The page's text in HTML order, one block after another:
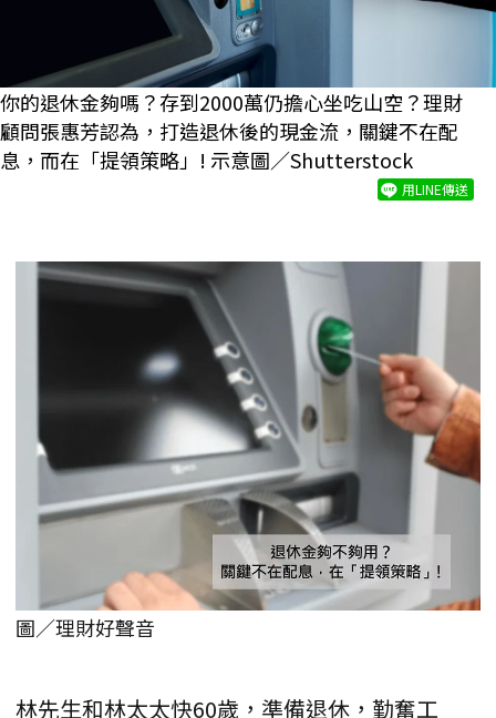
你的退休金夠嗎？存到2000萬仍擔心坐吃山空？理財
顧問張惠芳認為，打造退休後的現金流，關鍵不在配
息，而在「提領策略」! 示意圖／Shutterstock
用LINE傳送
圖／理財好聲音
林先生和林太太快60歲，準備退休，勤奮工